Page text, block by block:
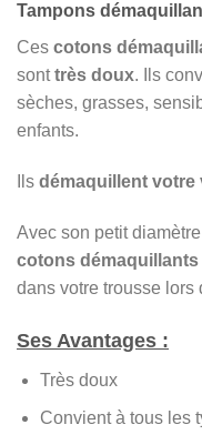
Tampons
Ces cotons
sonttrès doux. Ils
sèches, grasses,
enfants.
Ils démaquillent votre
Avec son petit
cotons démaquillants
dans votre trousse lors
Ses Avantages :
Très doux
Convient à tous les